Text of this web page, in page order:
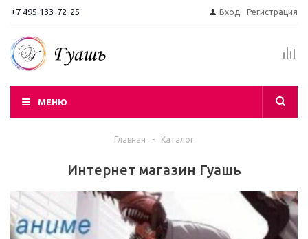
+7 495 133-72-25 Вход Регистрация
МЕНЮ
Главная - Каталог
Интернет магазин Гуашь